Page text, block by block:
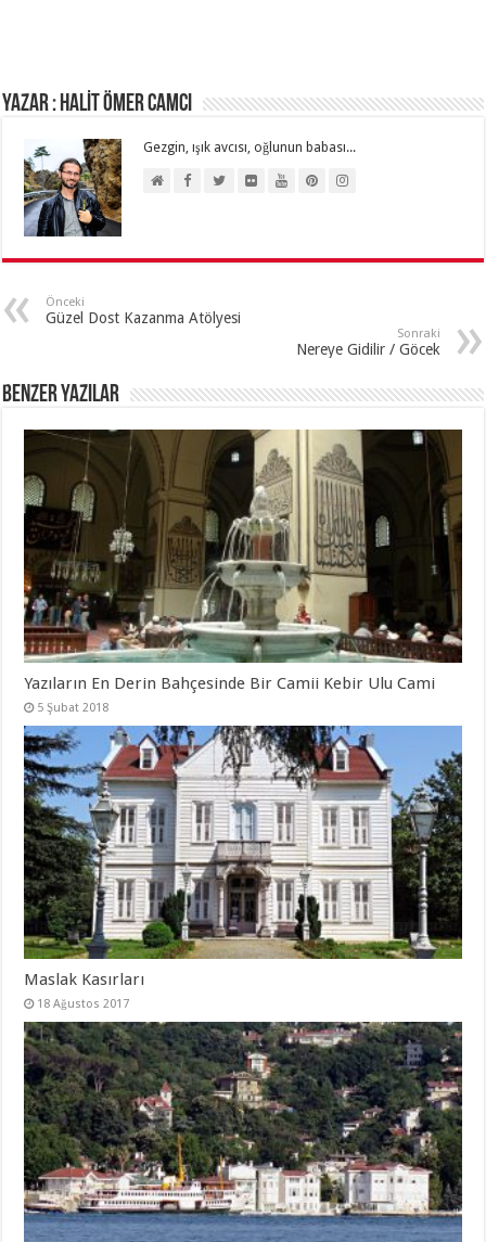
Yazar : HALİT ÖMER CAMCI
Gezgin, ışık avcısı, oğlunun babası...
Önceki
Güzel Dost Kazanma Atölyesi
Sonraki
Nereye Gidilir / Göcek
Benzer Yazılar
Yazıların En Derin Bahçesinde Bir Camii Kebir Ulu Cami
5 Şubat 2018
Maslak Kasırları
18 Ağustos 2017